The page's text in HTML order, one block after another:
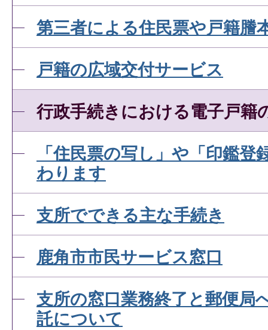
第三者による住民票や戸籍謄
戸籍の広域交付サービス
行政手続きにおける電子戸籍
「住民票の写し」や「印鑑登
わります
支所でできる主な手続き
鹿角市市民サービス窓口
支所の窓口業務終了と郵便局
託について